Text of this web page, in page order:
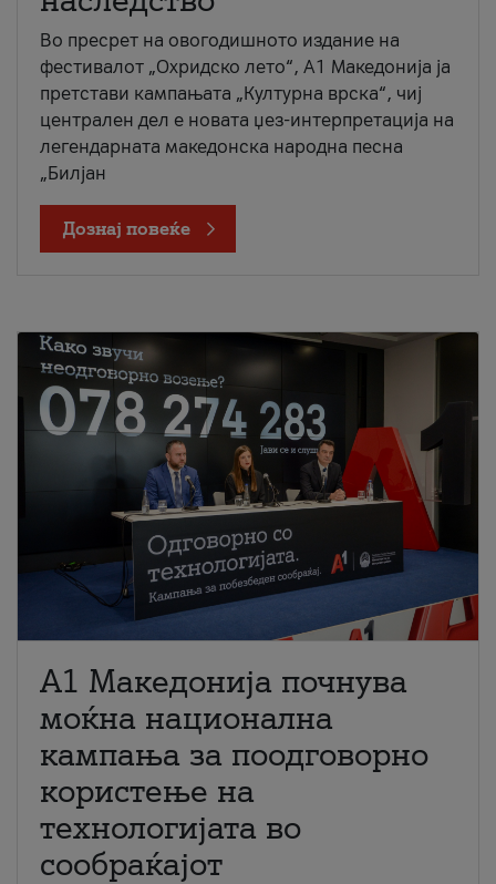
Во пресрет на овогодишното издание на
фестивалот „Охридско лето“, А1 Македонија ја
претстави кампањата „Културна врска“, чиј
централен дел е новата џез-интерпретација на
легендарната македонска народна песна
„Билјан
Дознај повеќе
A1 Македонија почнува
моќна национална
кампања за поодговорно
користење на
технологијата во
сообраќајот